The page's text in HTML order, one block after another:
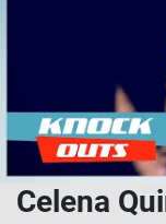
Celena